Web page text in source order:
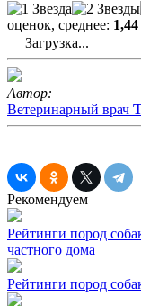
оценок, среднее: 1,44
Загрузка...
Автор:
Ветеринарный врач
Рекомендуем
Рейтинги пород
частного дома
Рейтинги пород